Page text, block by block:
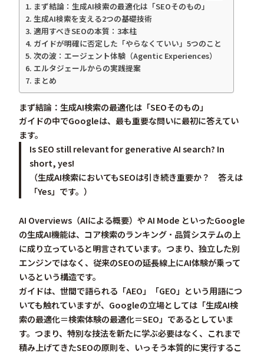
まず結論：生成AI検索の最適化は「SEOそのもの」
生成AI検索を支える2つの基礎技術
適用すべきSEOの本質：3本柱
ガイドが明確に否定した「やらなくていい」5つのこと
次の波：エージェント体験（Agentic Experiences）
エルタジェールからの実践提案
まとめ
まず結論：生成AI検索の最適化は「SEOそのもの」
ガイドの中でGoogleは、最も重要な問いに最初に答えてい
ます。
Is SEO still relevant for generative AI search? In
short, yes!
（生成AI検索においてもSEOは引き続き重要か？ 答えは
「Yes」です。）
AI Overviews（AIによる概要）や AI Mode といったGoogle
の生成AI機能は、 コア検索のランキング・品質システムの上
に成り立っていると明言されています。つまり、独立した別
エンジンではなく、従来のSEOの延長線上にAI体験が乗って
いるという構造です。
ガイドは、世間で語られる「AEO」「GEO」という用語につ
いても触れていますが、 Googleの立場としては「生成AI検
索の最適化＝検索体験の最適化＝SEO」 であるとしていま
す。つまり、特別な技法を新たに学ぶ必要はなく、これまで
積み上げてきたSEOの原則を、いっそう本質的に実行するこ